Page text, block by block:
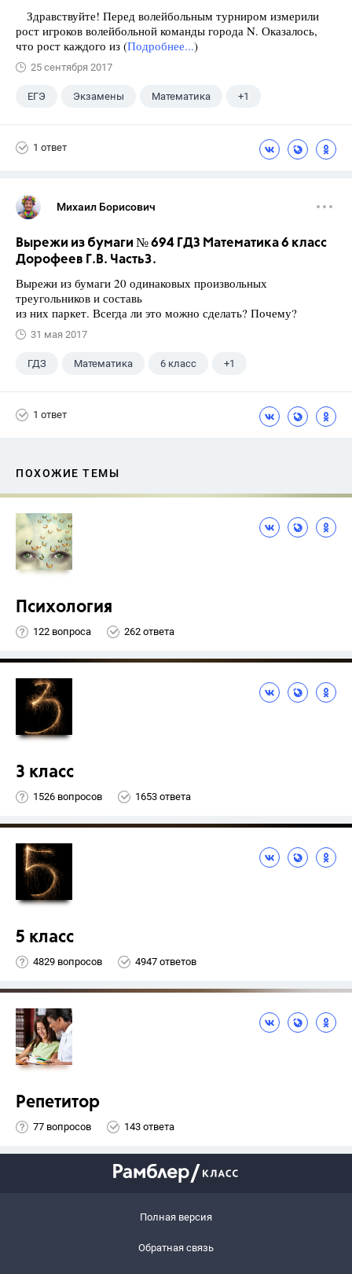
Здравствуйте! Перед волейбольным турниром измерили
рост игроков волейбольной команды города N. Оказалось,
что рост каждого из (Подробнее...)
25 сентября 2017
ЕГЭ Экзамены Математика +1
1 ответ
Михаил Борисович
Вырежи из бумаги № 694 ГДЗ Математика 6 класс
Дорофеев Г.В. Часть3.
Вырежи из бумаги 20 одинаковых произвольных
треугольников и составь
из них паркет. Всегда ли это можно сделать? Почему?
31 мая 2017
ГДЗ Математика 6 класс +1
1 ответ
ПОХОЖИЕ ТЕМЫ
Психология
122 вопроса 262 ответа
3 класс
1526 вопросов 1653 ответа
5 класс
4829 вопросов 4947 ответов
Репетитор
77 вопросов 143 ответа
Полная версия
Обратная связь